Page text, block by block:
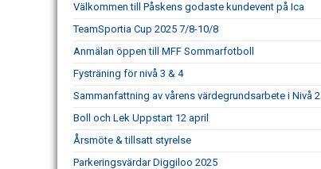
Välkommen till Påskens godaste kundevent på Ica
TeamSportia Cup 2025 7/8-10/8
Anmälan öppen till MFF Sommarfotboll
Fysträning för nivå 3 & 4
Sammanfattning av vårens värdegrundsarbete i Nivå 2
Boll och Lek Uppstart 12 april
Årsmöte & tillsatt styrelse
Parkeringsvärdar Diggiloo 2025